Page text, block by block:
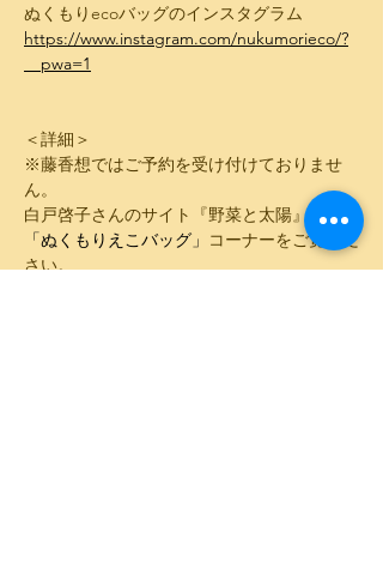
ぬくもりecoバッグのインスタグラム
https://www.instagram.com/nukumorieco/?
__pwa=1
＜詳細＞
※藤香想ではご予約を受け付けておりませ
ん。
白戸啓子さんのサイト『野菜と太陽』内の
「ぬくもりえこバッグ」 コーナーをご覧くだ
さい。